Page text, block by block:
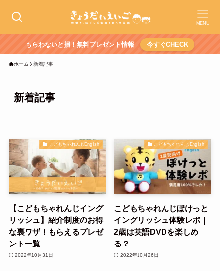
MENU
もらわないと損！無料プレゼント情報 今すぐCHECK
ホーム 新着記事
新着記事
こどもちゃれんじEnglish
【こどもちゃれんじイング
リッシュ】紹介制度のお得
な裏ワザ！もらえるプレゼ
ント一覧
2022年10月31日
こどもちゃれんじEnglish
こどもちゃれんじぽけっと
イングリッシュ体験レポ｜
2歳は英語DVDを楽しめ
る？
2022年10月26日